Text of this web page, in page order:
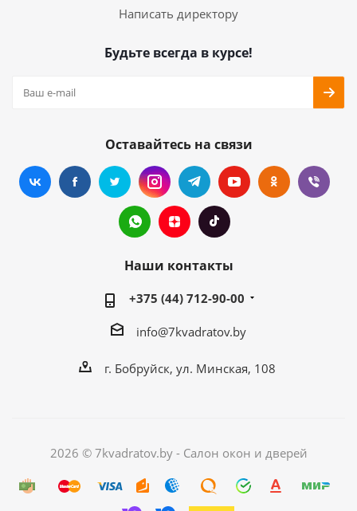
Написать директору
Будьте всегда в курсе!
Оставайтесь на связи
Наши контакты
+375 (44) 712-90-00
info@7kvadratov.by
г. Бобруйск, ул. Минская, 108
2026 © 7kvadratov.by - Салон окон и дверей